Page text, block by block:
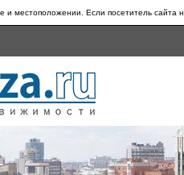
местоположении. Если посетитель сайта